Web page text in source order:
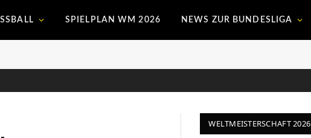
SPIELPLAN WM 2026 NEWS ZUR BUNDESLIGA
WELTMEISTERSCHAFT 2026